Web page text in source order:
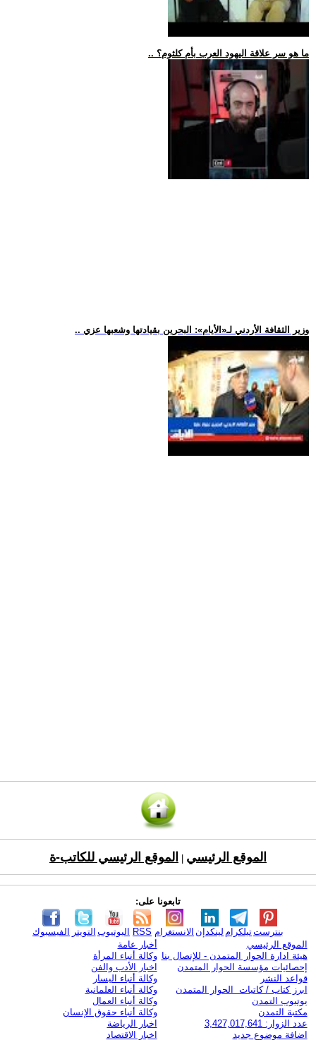
.. ما هو سر علاقة اليهود العرب بأم كلثوم؟
.. وزير الثقافة الأردني لـ«الأيام»: البحرين بقيادتها وشعبها عزي
الموقع الرئيسي الموقع الرئيسي للكاتب-ة
تابعونا على:
الفيسبوك التويتر اليوتيوب RSS الانستغرام لينكدإن تيلكرامبنترست
الموقع الرئيسي
هيئة ادارة الحوار المتمدن - للإتصال بنا
إحصائيات مؤسسة الحوار المتمدن
قواعد النشر
ابرز كتاب / كاتبات الحوار المتمدن
يوتيوب التمدن
مكتبة التمدن
عدد الزوار: 3,427,017,641
اضافة موضوع جديد
أخبار عامة
وكالة أنباء المرأة
اخبار الأدب والفن
وكالة أنباء اليسار
وكالة أنباء العلمانية
وكالة أنباء العمال
وكالة أنباء حقوق الإنسان
اخبار الرياضة
اخبار الاقتصاد